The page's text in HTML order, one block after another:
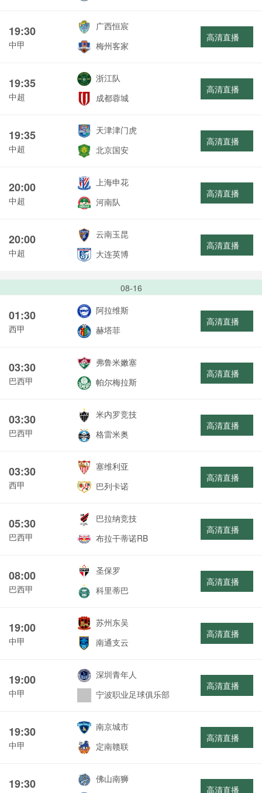
19:30
中甲
广西恒宸
梅州客家
高清直播
19:35
中超
浙江队
成都蓉城
高清直播
19:35
中超
天津津门虎
北京国安
高清直播
20:00
中超
上海申花
河南队
高清直播
20:00
中超
云南玉昆
大连英博
高清直播
08-16
01:30
西甲
阿拉维斯
赫塔菲
高清直播
03:30
巴西甲
弗鲁米嫩塞
帕尔梅拉斯
高清直播
03:30
巴西甲
米内罗竞技
格雷米奥
高清直播
03:30
西甲
塞维利亚
巴列卡诺
高清直播
05:30
巴西甲
巴拉纳竞技
布拉干蒂诺RB
高清直播
08:00
巴西甲
圣保罗
科里蒂巴
高清直播
19:00
中甲
苏州东吴
南通支云
高清直播
19:00
中甲
深圳青年人
宁波职业足球俱乐部
高清直播
19:30
中甲
南京城市
定南赣联
高清直播
19:30
佛山南狮
高清直播